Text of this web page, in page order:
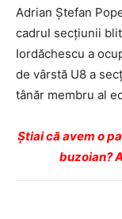
Adrian Ştefan
cadrul secţiunii
Iordăchescu a
de vârstă U8 a
tânăr membru al
Ştiai că avem o
buzoian?